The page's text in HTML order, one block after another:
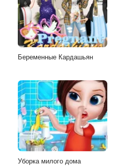
Беременные Кардашьян
Уборка милого дома